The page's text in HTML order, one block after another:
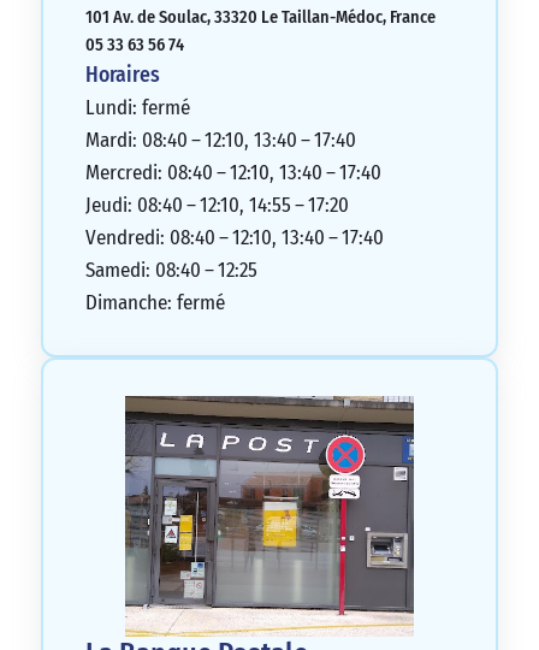
étaient les mêmes que celles disponibles
sur un simulateur en ligne. En conclusion,
M. Ma. était un conseiller inutile, hautain
et j’ai perdu mon temps.
101 Av. de Soulac, 33320 Le Taillan-Médoc, France
05 33 63 56 74
Horaires
Lundi: fermé
Mardi: 08:40 – 12:10, 13:40 – 17:40
Mercredi: 08:40 – 12:10, 13:40 – 17:40
Jeudi: 08:40 – 12:10, 14:55 – 17:20
Vendredi: 08:40 – 12:10, 13:40 – 17:40
Samedi: 08:40 – 12:25
Dimanche: fermé